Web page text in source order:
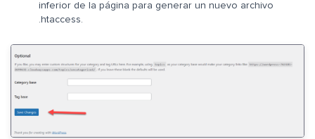
inferior de la página para generar un nuevo archivo
.htaccess.